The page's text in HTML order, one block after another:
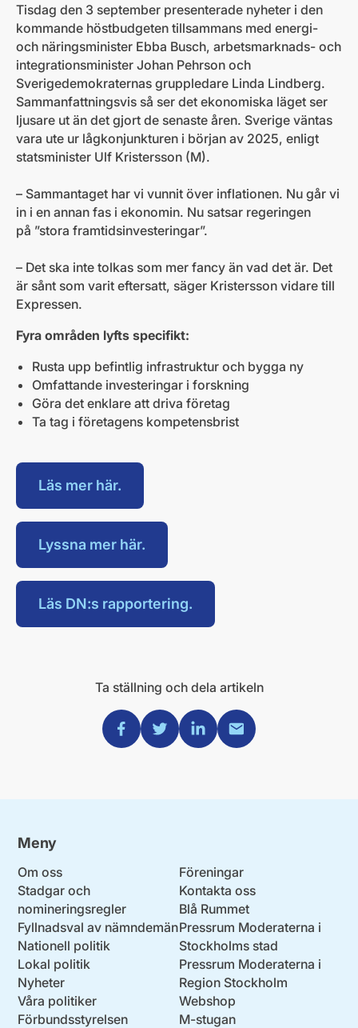
Tisdag den 3 september presenterade nyheter i den
kommande höstbudgeten tillsammans med energi-
och näringsminister Ebba Busch, arbetsmarknads- och
integrationsminister Johan Pehrson och
Sverigedemokraternas gruppledare Linda Lindberg.
Sammanfattningsvis så ser det ekonomiska läget ser
ljusare ut än det gjort de senaste åren. Sverige väntas
vara ute ur lågkonjunkturen i början av 2025, enligt
statsminister Ulf Kristersson (M).
– Sammantaget har vi vunnit över inflationen. Nu går vi
in i en annan fas i ekonomin. Nu satsar regeringen
på ”stora framtidsinvesteringar”.
– Det ska inte tolkas som mer fancy än vad det är. Det
är sånt som varit eftersatt, säger Kristersson vidare till
Expressen.
Fyra områden lyfts specifikt:
Rusta upp befintlig infrastruktur och bygga ny
Omfattande investeringar i forskning
Göra det enklare att driva företag
Ta tag i företagens kompetensbrist
Läs mer här.
Lyssna mer här.
Läs DN:s rapportering.
Ta ställning och dela artikeln
Dela via Facebook
Dela via Twitter
Dela via Linkedin
Dela via Mail
Meny
Om oss
Stadgar och
nomineringsregler
Fyllnadsval av nämndemän
Nationell politik
Lokal politik
Nyheter
Våra politiker
Förbundsstyrelsen
Föreningar
Kontakta oss
Blå Rummet
Pressrum Moderaterna i
Stockholms stad
Pressrum Moderaterna i
Region Stockholm
Webshop
M-stugan